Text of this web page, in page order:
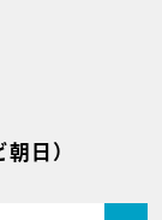
朝日）